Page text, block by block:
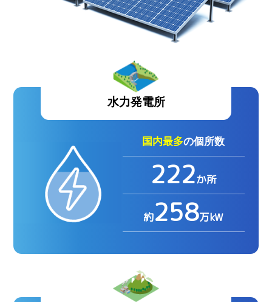
水力発電所
国内最多の個所数
222か所
約258万kW